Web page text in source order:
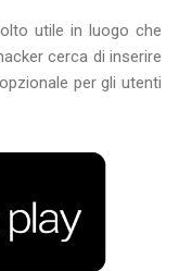
utile in luogo che
cerca di inserire
per gli utenti